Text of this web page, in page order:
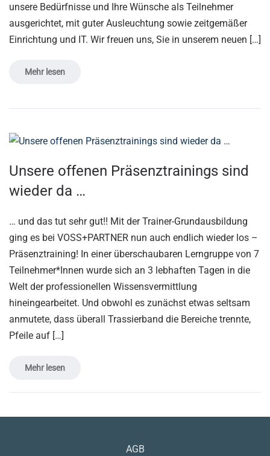
unsere Bedürfnisse und Ihre Wünsche als Teilnehmer
ausgerichtet, mit guter Ausleuchtung sowie zeitgemäßer
Einrichtung und IT. Wir freuen uns, Sie in unserem neuen […]
Mehr lesen
Unsere offenen Präsenztrainings sind
wieder da …
… und das tut sehr gut!! Mit der Trainer-Grundausbildung
ging es bei VOSS+PARTNER nun auch endlich wieder los –
Präsenztraining! In einer überschaubaren Lerngruppe von 7
Teilnehmer*Innen wurde sich an 3 lebhaften Tagen in die
Welt der professionellen Wissensvermittlung
hineingearbeitet. Und obwohl es zunächst etwas seltsam
anmutete, dass überall Trassierband die Bereiche trennte,
Pfeile auf […]
Mehr lesen
AGB